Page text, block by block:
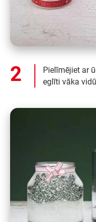
Pielīmējiet ar
eglīti vāka